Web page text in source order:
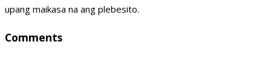
upang maikasa na ang plebesito.
Comments